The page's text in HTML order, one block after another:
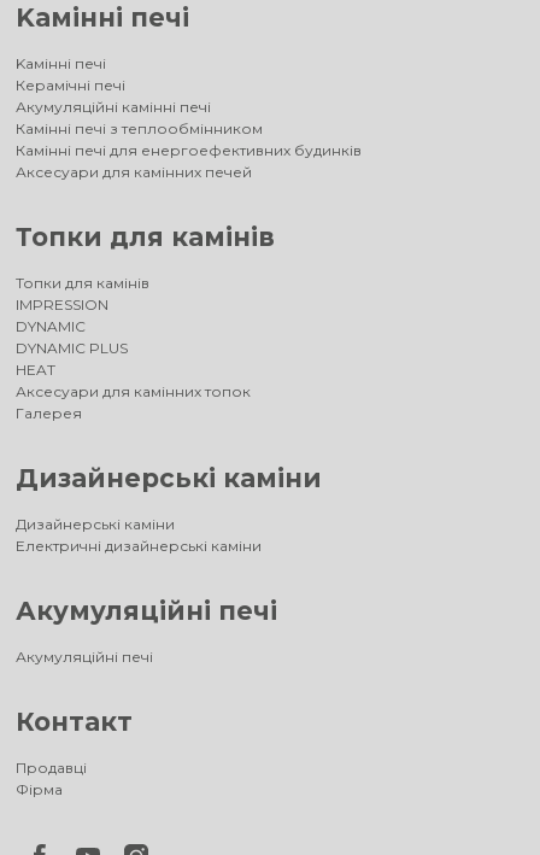
Kамінні печі
Kамінні печі
Керамічні печі
Акумуляційні камінні печі
Камінні печі з теплообмінником
Камінні печі для енергоефективних будинків
Аксесуари для камінних печей
Топки для камінів
Топки для камінів
IMPRESSION
DYNAMIC
DYNAMIC PLUS
HEAT
Аксесуари для камінних топок
Галерея
Дизайнерські каміни
Дизайнерські каміни
Електричні дизайнерські каміни
Акумуляційні печі
Акумуляційні печі
Контакт
Продавці
Фірма